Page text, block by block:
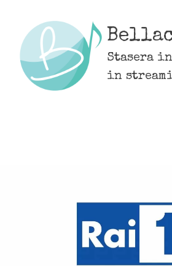
content
Stasera
in